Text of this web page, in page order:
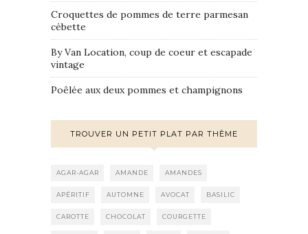
Croquettes de pommes de terre parmesan
cébette
By Van Location, coup de coeur et escapade
vintage
Poêlée aux deux pommes et champignons
TROUVER UN PETIT PLAT PAR THÈME
AGAR-AGAR AMANDE AMANDES
APÉRITIF AUTOMNE AVOCAT BASILIC
CAROTTE CHOCOLAT COURGETTE